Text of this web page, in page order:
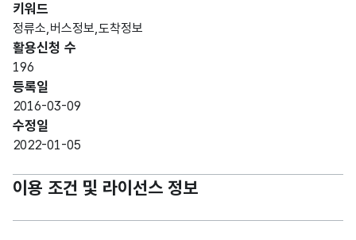
키워드
정류소,버스정보,도착정보
활용신청 수
196
등록일
2016-03-09
수정일
2022-01-05
이용 조건 및 라이선스 정보